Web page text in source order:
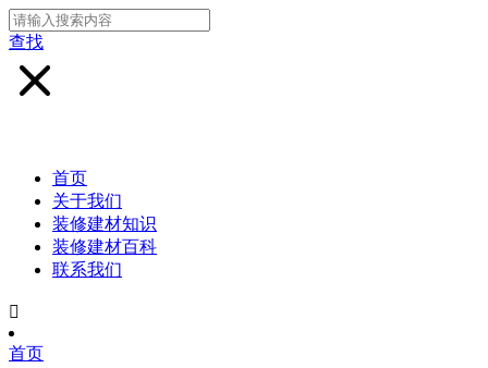
查找
首页
关于我们
装修建材知识
装修建材百科
联系我们

首页